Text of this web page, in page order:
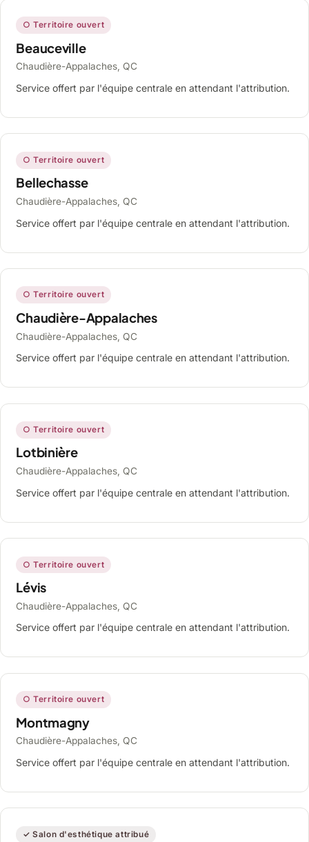
○ Territoire ouvert
Beauceville
Chaudière-Appalaches, QC
Service offert par l'équipe centrale en attendant l'attribution.
○ Territoire ouvert
Bellechasse
Chaudière-Appalaches, QC
Service offert par l'équipe centrale en attendant l'attribution.
○ Territoire ouvert
Chaudière-Appalaches
Chaudière-Appalaches, QC
Service offert par l'équipe centrale en attendant l'attribution.
○ Territoire ouvert
Lotbinière
Chaudière-Appalaches, QC
Service offert par l'équipe centrale en attendant l'attribution.
○ Territoire ouvert
Lévis
Chaudière-Appalaches, QC
Service offert par l'équipe centrale en attendant l'attribution.
○ Territoire ouvert
Montmagny
Chaudière-Appalaches, QC
Service offert par l'équipe centrale en attendant l'attribution.
✓ Salon d'esthétique attribué